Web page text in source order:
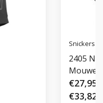
Snickers
2405
Mouwen
€27,95
€33,82